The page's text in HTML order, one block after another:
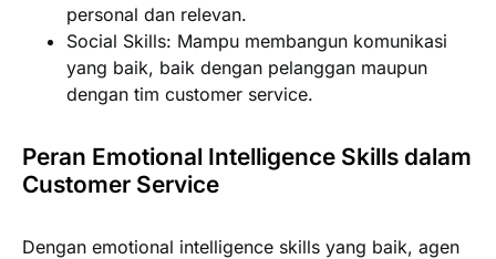
personal dan relevan.
Social Skills: Mampu membangun komunikasi
yang baik, baik dengan pelanggan maupun
dengan tim customer service.
Peran Emotional Intelligence Skills dalam
Customer Service
Dengan emotional intelligence skills yang baik, agen